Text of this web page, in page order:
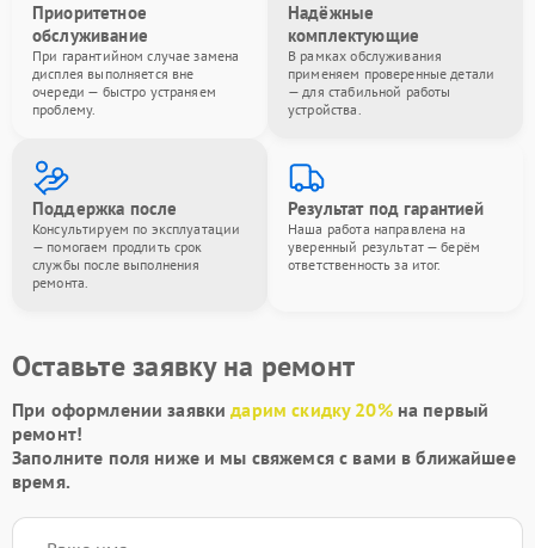
Приоритетное
обслуживание
При гарантийном случае замена
дисплея выполняется вне
очереди — быстро устраняем
проблему.
Надёжные
комплектующие
В рамках обслуживания
применяем проверенные детали
— для стабильной работы
устройства.
Поддержка после
Консультируем по эксплуатации
— помогаем продлить срок
службы после выполнения
ремонта.
Результат под гарантией
Наша работа направлена на
уверенный результат — берём
ответственность за итог.
Оставьте заявку на ремонт
При оформлении заявкидарим скидку 20%на первый
ремонт!
Заполните поля ниже и мы свяжемся с вами в ближайшее
время.